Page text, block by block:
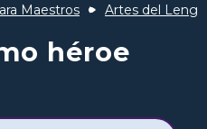
Maestros Artes del
héroe